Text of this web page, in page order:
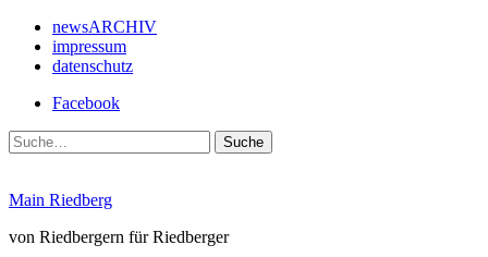
newsARCHIV
impressum
datenschutz
Facebook
Suche
Main Riedberg
von Riedbergern für Riedberger